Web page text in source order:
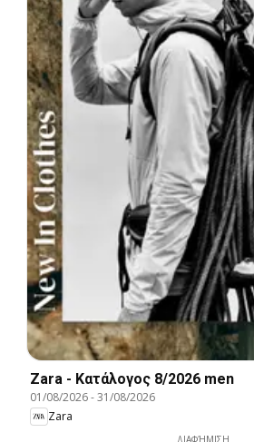
Zara - Kατάλογος 8/2026 men
01/08/2026-31/08/2026
Zara
ΔΙΑΦΉΜΙΣΗ